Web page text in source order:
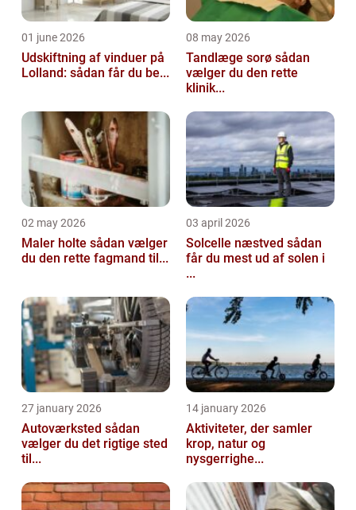
01 june 2026
Udskiftning af vinduer på
Lolland: sådan får du be...
08 may 2026
Tandlæge sorø sådan
vælger du den rette
klinik...
02 may 2026
Maler holte sådan vælger
du den rette fagmand til...
03 april 2026
Solcelle næstved sådan
får du mest ud af solen i
...
27 january 2026
Autoværksted sådan
vælger du det rigtige sted
til...
14 january 2026
Aktiviteter, der samler
krop, natur og
nysgerrighe...